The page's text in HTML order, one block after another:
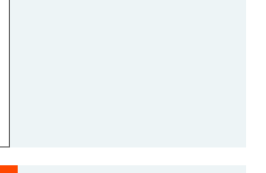
Volato, 80 cm,
Volato, 90 cm,